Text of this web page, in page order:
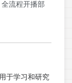
全流程开播部
于学习和研究